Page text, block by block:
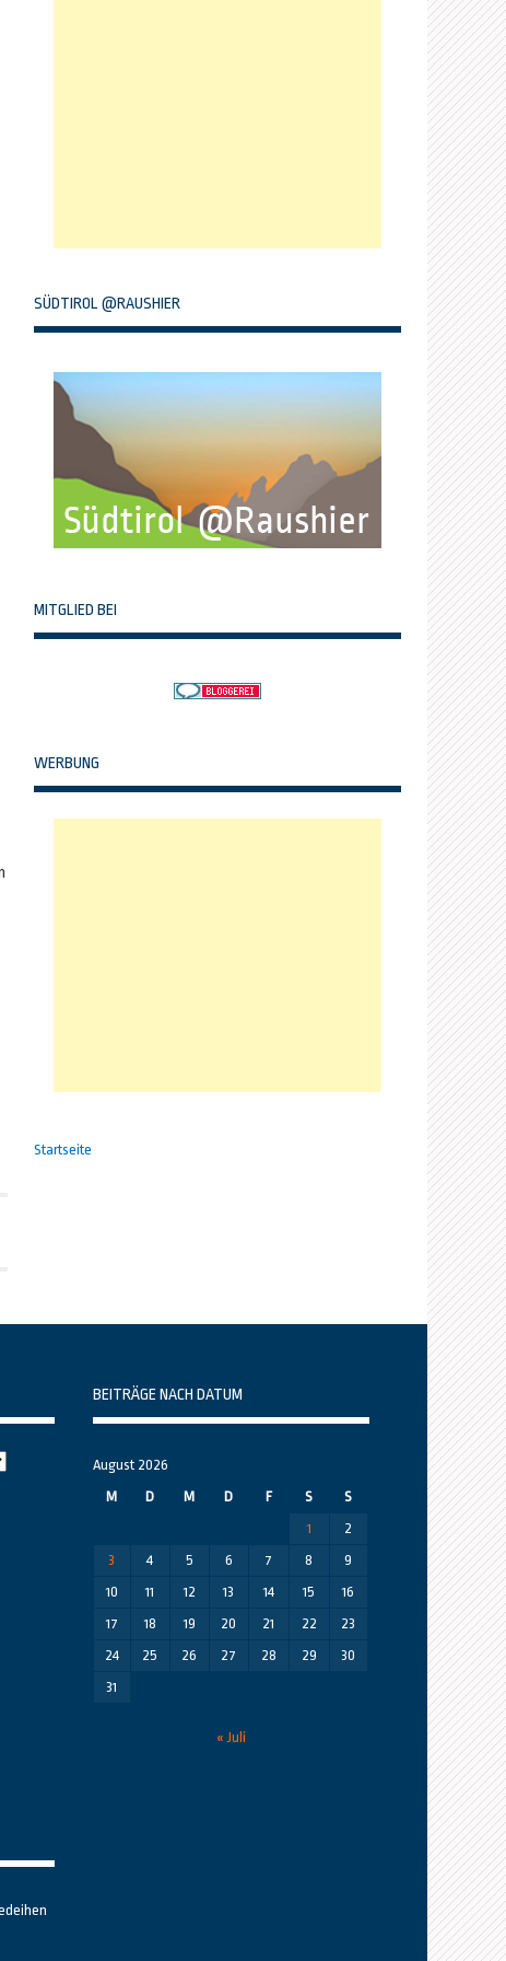
SÜDTIROL @RAUSHIER
MITGLIED BEI
WERBUNG
Startseite
BEITRÄGE NACH DATUM
August 2026
M
D M D F S
S
1
2
3
4 5 6 7 8
9
10
11 12 13 14 15
16
17
18 19 20 21 22
23
24
25 26 27 28 29
30
31
« Juli